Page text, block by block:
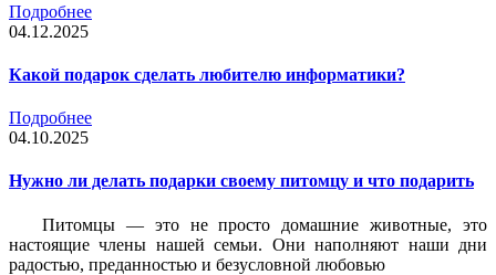
Подробнее
04.12.2025
Какой подарок сделать любителю информатики?
Подробнее
04.10.2025
Нужно ли делать подарки своему питомцу и что подарить
Питомцы — это не просто домашние животные, это
настоящие члены нашей семьи. Они наполняют наши дни
радостью, преданностью и безусловной любовью